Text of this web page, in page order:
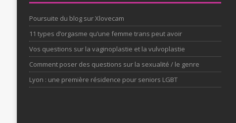
Poursuite du blog sur Xlovecam
11 types d’orgasme qu’une femme trans peut avoir
Vos questions sur la vaginoplastie et la vulvoplastie
Comment poser des questions sur la sexualité / le genre
Lyon : une première résidence pour seniors LGBT